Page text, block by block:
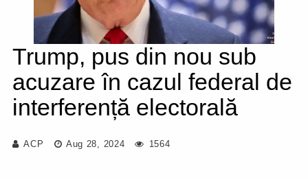
Trump, pus din nou sub
acuzare în cazul federal de
interferență electorală
ACP Aug 28, 2024 1564